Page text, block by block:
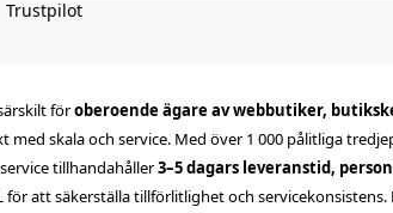
Trustpilot
föroberoende ägare av webbutiker,
med skala och service. Med över 1 000 pålitliga
tillhandahåller3–5 dagars leveranstid,
att säkerställa tillförlitlighet och servicekonsistens.